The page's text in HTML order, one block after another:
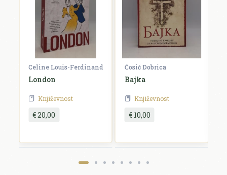
Celine Louis-Ferdinand
London
Književnost
€ 20,00
Ćosić Dobrica
Bajka
Književnost
€ 10,00